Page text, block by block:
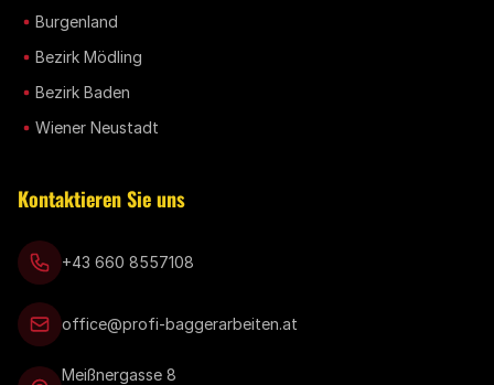
Burgenland
Bezirk Mödling
Bezirk Baden
Wiener Neustadt
Kontaktieren Sie uns
+43 660 8557108
office@profi-baggerarbeiten.at
Meißnergasse 8